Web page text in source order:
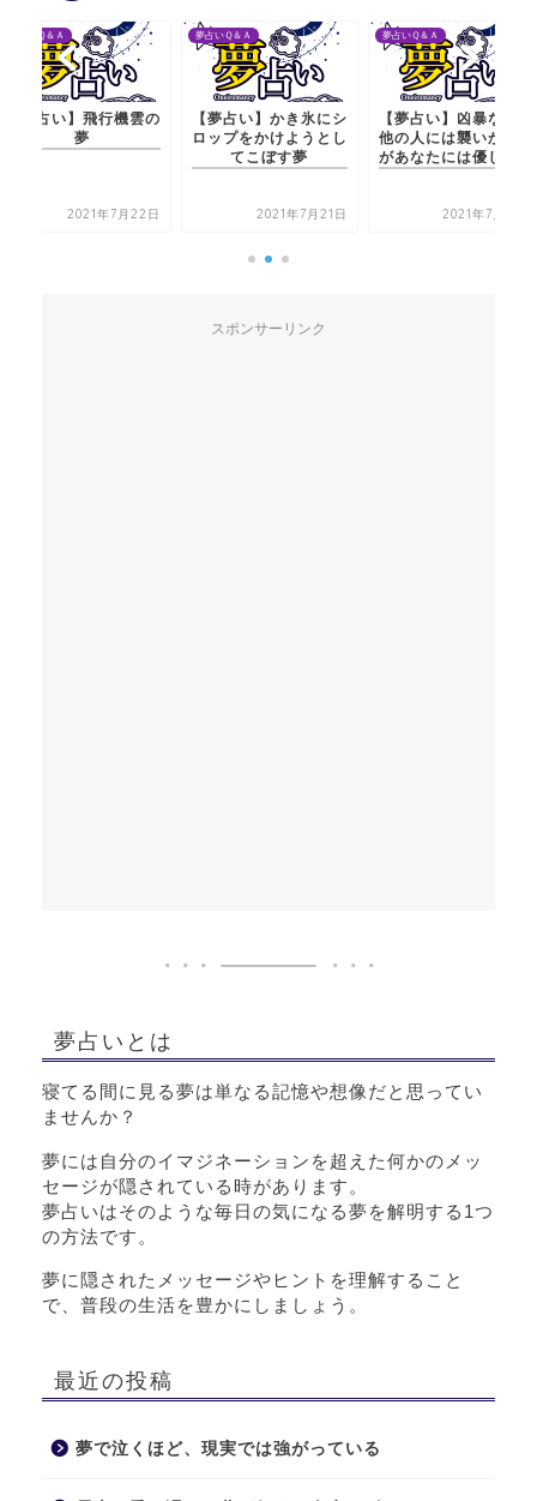
夢占いＱ＆Ａ
【夢占い】飛行機雲の
夢
2021年7月22日
夢占いＱ＆Ａ
【夢占い】かき氷にシ
ロップをかけようとし
てこぼす夢
2021年7月21日
夢占いＱ＆Ａ
【夢占い】凶暴な猫が
他の人には襲いかかる
があなたには優しい夢
2021年7月20日
スポンサーリンク
夢占いとは
寝てる間に見る夢は単なる記憶や想像だと思ってい
ませんか？
夢には自分のイマジネーションを超えた何かのメッ
セージが隠されている時があります。
夢占いはそのような毎日の気になる夢を解明する1つ
の方法です。
夢に隠されたメッセージやヒントを理解すること
で、普段の生活を豊かにしましょう。
最近の投稿
夢で泣くほど、現実では強がっている